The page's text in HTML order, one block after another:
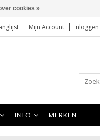
Mijn Account Inloggen
INFO MERKEN
cookies »